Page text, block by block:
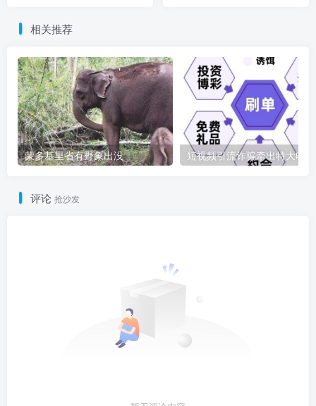
相关推荐
蒙多基里省有野象出没
评论 抢沙发